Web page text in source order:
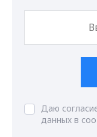
Даю
данных в